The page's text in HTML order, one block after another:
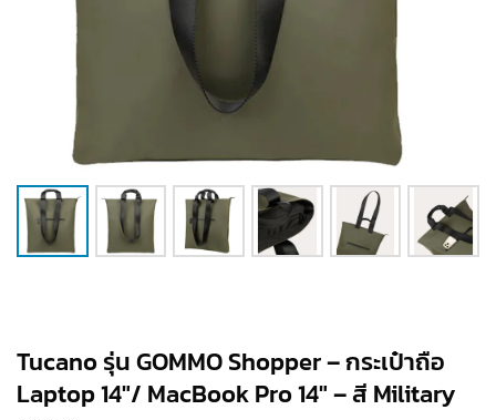
Tucano รุ่น GOMMO Shopper – กระเป๋าถือ
Laptop 14″/ MacBook Pro 14″ – สี Military